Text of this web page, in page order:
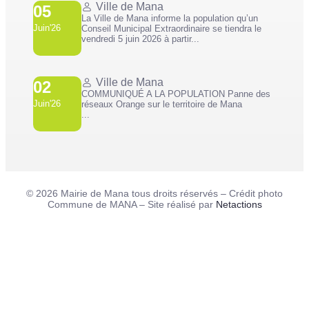
05
Juin'26
Ville de Mana
La Ville de Mana informe la population qu’un
Conseil Municipal Extraordinaire se tiendra le
vendredi 5 juin 2026 à partir...
02
Juin'26
Ville de Mana
COMMUNIQUÉ A LA POPULATION Panne des
réseaux Orange sur le territoire de Mana
...
© 2026 Mairie de Mana tous droits réservés – Crédit photo
Commune de MANA – Site réalisé par Netactions